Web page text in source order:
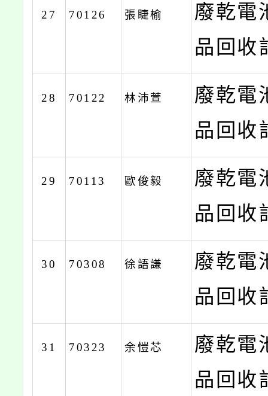
27 70126 張睫榆
廢乾電
品回收
28 70122 林沛萱
廢乾電
品回收
29 70113 歐俊毅
廢乾電
品回收
30 70308 徐語謙
廢乾電
品回收
31 70323 余愷芯
廢乾電
品回收